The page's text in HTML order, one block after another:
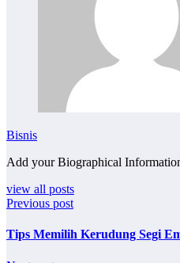
Bisnis
Add your Biographical
view all posts
Previous post
Tips Memilih Kerudung Segi